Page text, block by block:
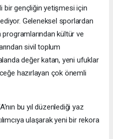
bir gençliğin yetişmesi için
Geleneksel sporlardan
programlarından kültür ve
sivil toplum
değer katan, yeni ufuklar
hazırlayan çok önemli
bu yıl düzenlediği yaz
ulaşarak yeni bir rekora